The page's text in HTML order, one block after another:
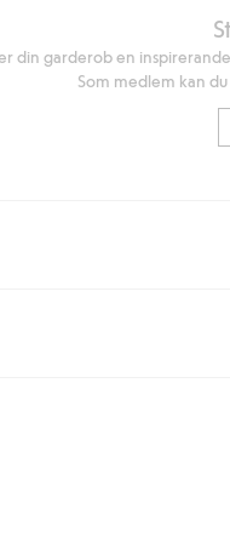
din garderob en
Som medlem kan
du handlar för över